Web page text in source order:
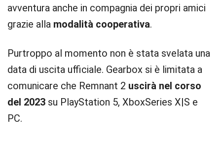
avventura anche in compagnia dei propri amici
grazie alla modalità cooperativa.
Purtroppo al momento non è stata svelata una
data di uscita ufficiale. Gearbox si è limitata a
comunicare che Remnant 2 uscirà nel corso
del 2023 su PlayStation 5, XboxSeries X|S e
PC.